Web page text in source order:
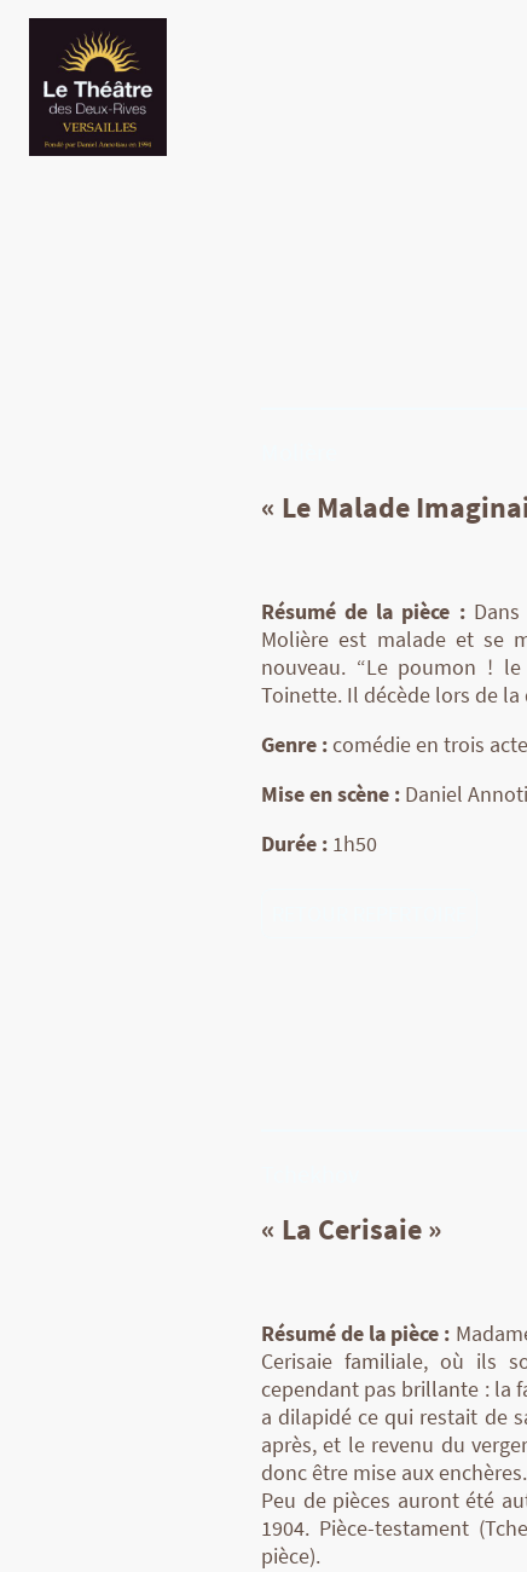
« Le Malade
Résumé de la pièce :Dans
Molière est malade et se
nouveau. “Le poumon !
Toinette. Il décède lors de
Genre :comédie en trois
Mise en scène : Daniel
Durée : 1h50
« La Cerisaie »
Résumé de la pièce :
Cerisaie familiale, où ils
cependant pas brillante : la
a dilapidé ce qui restait de
après, et le revenu du
donc être mise aux enchères.
Peu de pièces auront été
1904. Pièce-testament
pièce).